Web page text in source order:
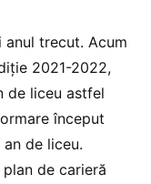
trecut. Acum
2021-2022,
de liceu astfel
început
de liceu.
de carieră